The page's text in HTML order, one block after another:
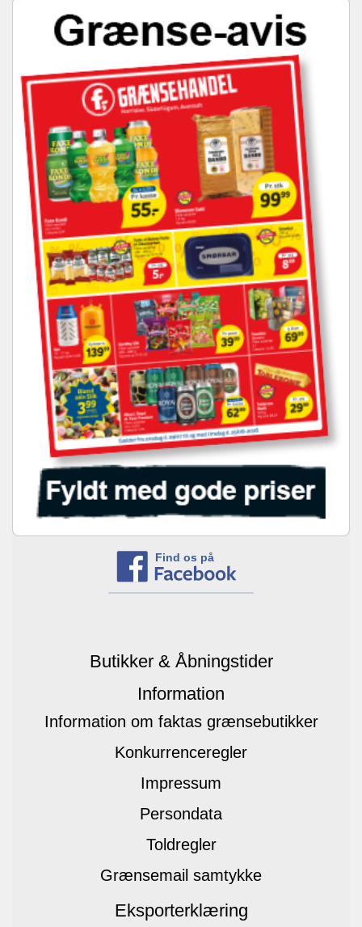
Find os på
Butikker & Åbningstider
Information
Information om faktas grænsebutikker
Konkurrenceregler
Impressum
Persondata
Toldregler
Grænsemail samtykke
Eksporterklæring